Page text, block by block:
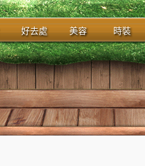
好去處 美容 時裝